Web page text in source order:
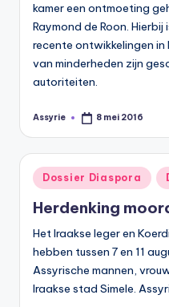
n
d
kamer een ontmoeting
Raymond de Roon.
recente ontwikkelingen
van minderheden zijn
autoriteiten.
Geplaatst
Assyrie 8 mei 2016
Geplaatst
in
Dossier Diaspora
Herdenking
Het Iraakse leger en
hebben tussen 7 en 11
Assyrische mannen,
Iraakse stad Simele.